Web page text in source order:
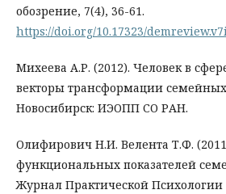
обозрение, 7(4), 36-61.
https://doi.org/10.17323/
Михеева А.Р. (2012). Человек в
векторы трансформации
Новосибирск: ИЭОПП СО РАН.
Олифирович Н.И. Велента Т.Ф.
функциональных показателей
Журнал Практической Психологии